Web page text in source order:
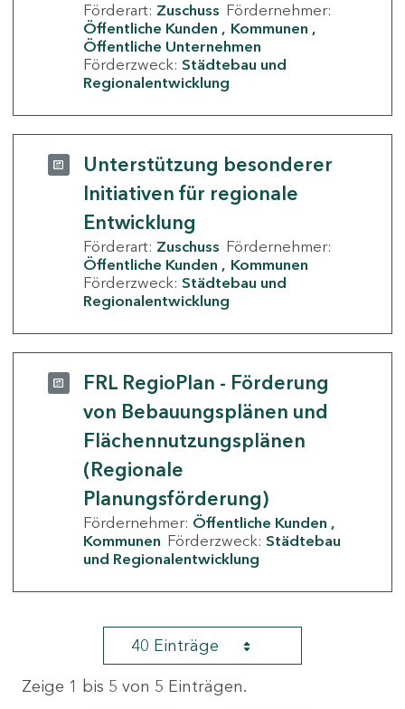
Förderart: Zuschuss Fördernehmer:
Öffentliche Kunden
Kommunen
Öffentliche Unternehmen
Förderzweck: Städtebau und
Regionalentwicklung
Unterstützung besonderer
Initiativen für regionale
Entwicklung
Förderart: Zuschuss Fördernehmer:
Öffentliche Kunden
Kommunen
Förderzweck: Städtebau und
Regionalentwicklung
FRL RegioPlan - Förderung
von Bebauungsplänen und
Flächennutzungsplänen
(Regionale
Planungsförderung)
Fördernehmer: Öffentliche Kunden
Kommunen Förderzweck: Städtebau
und Regionalentwicklung
40 Einträge
Zeige 1 bis 5 von 5 Einträgen.